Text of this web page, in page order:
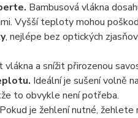
Bambusová vlákna
Vyšší teploty mohou
, nejlépe bez optických
vlákna a snížit přirozenou
Ideální je sušení volně
to obvykle není potřeba.
Pokud je žehlení nutné,